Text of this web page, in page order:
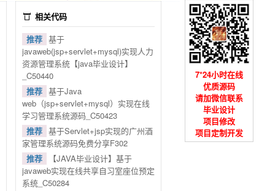
相关代码
推荐 基于
javaweb(jsp+servlet+mysql)实现人力
资源管理系统【java毕业设计】
_C50440
推荐 基于Java
web（jsp+servlet+mysql）实现在线
学习管理系统源码_C50423
推荐 基于Servlet+jsp实现的广州酒
家管理系统源码免费分享F302
推荐
【JAVA毕业设计】基于
javaweb实现在线共享自习室座位预定
系统_C50284
7*24小时在线
优质源码
请加微信联系
毕业设计
项目修改
项目定制开发